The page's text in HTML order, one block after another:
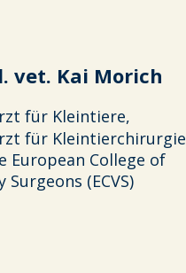
vet. Kai Morich
für Kleintiere,
für
European College of
(ECVS)